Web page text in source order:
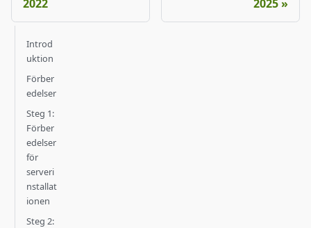
2022
2025
Introd
uktion
Förber
edelser
Steg 1:
Förber
edelser
för
serveri
nstallat
ionen
Steg 2: